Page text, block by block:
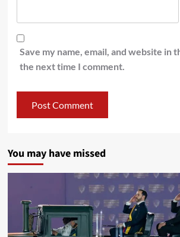
Save my name, email, and website in
the next time I comment.
You may have missed